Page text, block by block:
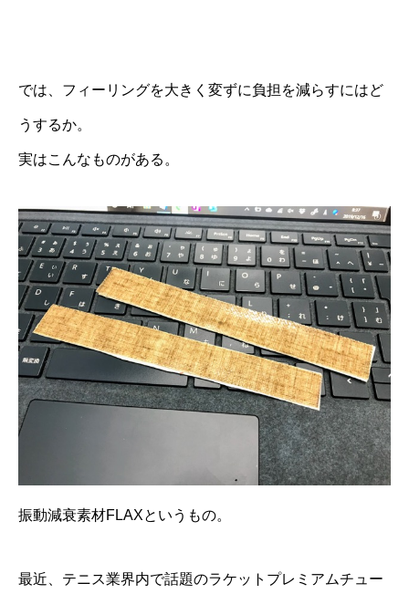
では、フィーリングを大きく変ずに負担を減らすにはど
うするか。
実はこんなものがある。
振動減衰素材FLAXというもの。
最近、テニス業界内で話題のラケットプレミアムチュー